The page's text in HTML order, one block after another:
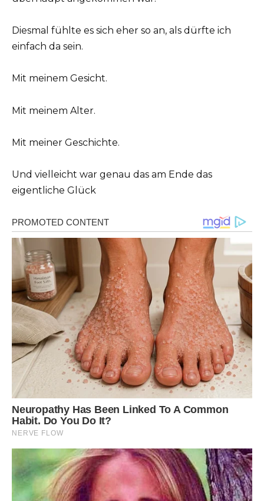
Diesmal fühlte es sich eher so an, als dürfte ich
einfach da sein.
Mit meinem Gesicht.
Mit meinem Alter.
Mit meiner Geschichte.
Und vielleicht war genau das am Ende das
eigentliche Glück